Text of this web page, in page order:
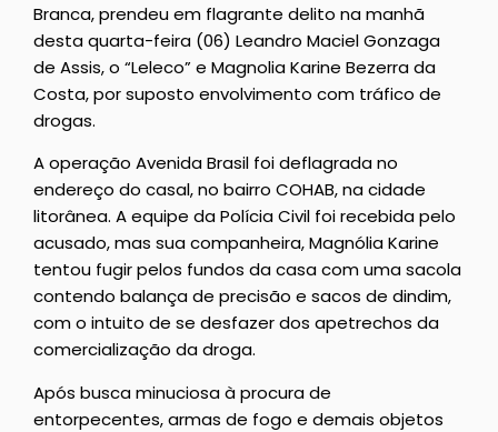
Branca, prendeu em flagrante delito na manhã
desta quarta-feira (06) Leandro Maciel Gonzaga
de Assis, o “Leleco” e Magnolia Karine Bezerra da
Costa, por suposto envolvimento com tráfico de
drogas.
A operação Avenida Brasil foi deflagrada no
endereço do casal, no bairro COHAB, na cidade
litorânea. A equipe da Polícia Civil foi recebida pelo
acusado, mas sua companheira, Magnólia Karine
tentou fugir pelos fundos da casa com uma sacola
contendo balança de precisão e sacos de dindim,
com o intuito de se desfazer dos apetrechos da
comercialização da droga.
Após busca minuciosa à procura de
entorpecentes, armas de fogo e demais objetos